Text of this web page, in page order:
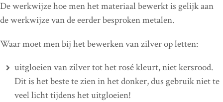
De werkwijze hoe men het materiaal bewerkt is gelijk aan
de werkwijze van de eerder besproken metalen.
Waar moet men bij het bewerken van zilver op letten:
uitgloeien van zilver tot het rosé kleurt, niet kersrood.
Dit is het beste te zien in het donker, dus gebruik niet te
veel licht tijdens het uitgloeien!